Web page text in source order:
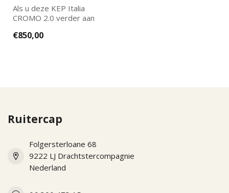
Als u deze KEP Italia
CROMO 2.0 verder aan
wensen kun...
€850,00
Ruitercap
Folgersterloane 68
9222 LJ Drachtstercompagnie
Nederland